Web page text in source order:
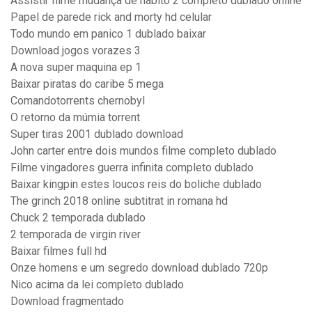
Papel de parede rick and morty hd celular
Todo mundo em panico 1 dublado baixar
Download jogos vorazes 3
A nova super maquina ep 1
Baixar piratas do caribe 5 mega
Comandotorrents chernobyl
O retorno da múmia torrent
Super tiras 2001 dublado download
John carter entre dois mundos filme completo dublado
Filme vingadores guerra infinita completo dublado
Baixar kingpin estes loucos reis do boliche dublado
The grinch 2018 online subtitrat in romana hd
Chuck 2 temporada dublado
2 temporada de virgin river
Baixar filmes full hd
Onze homens e um segredo download dublado 720p
Nico acima da lei completo dublado
Download fragmentado